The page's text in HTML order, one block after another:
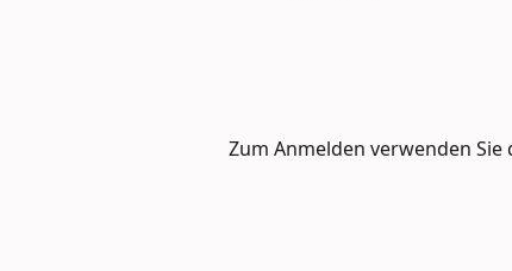
Zum Anmelden verwenden